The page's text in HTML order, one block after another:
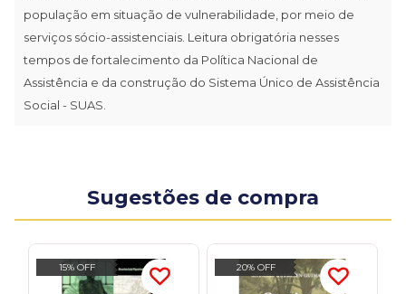
população em situação de vulnerabilidade, por meio de
serviços sócio-assistenciais. Leitura obrigatória nesses
tempos de fortalecimento da Política Nacional de
Assistência e da construção do Sistema Único de Assistência
Social - SUAS.
Sugestões de compra
15% OFF 20% OFF